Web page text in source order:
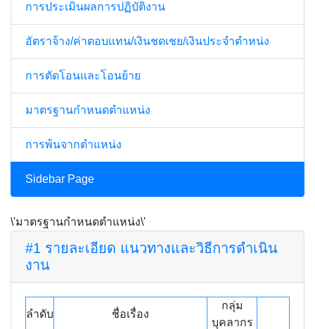
การประเมินผลการปฏิบัติงาน
อัตราจ้าง/ค่าตอบแทน/เงินชดเชย/เงินประจำตำหน่ง
การตัดโอนและโอนย้าย
มาตรฐานกำหนดตำแหน่ง
การพ้นจากตำแหน่ง
Sidebar Page
\'มาตรฐานกำหนดตำแหน่ง\'
#1 รายละเอียด แนวทางและวิธีการดำเนิน
งาน
ลำดับ ชื่อเรื่อง
กลุ่ม
บุคลากร